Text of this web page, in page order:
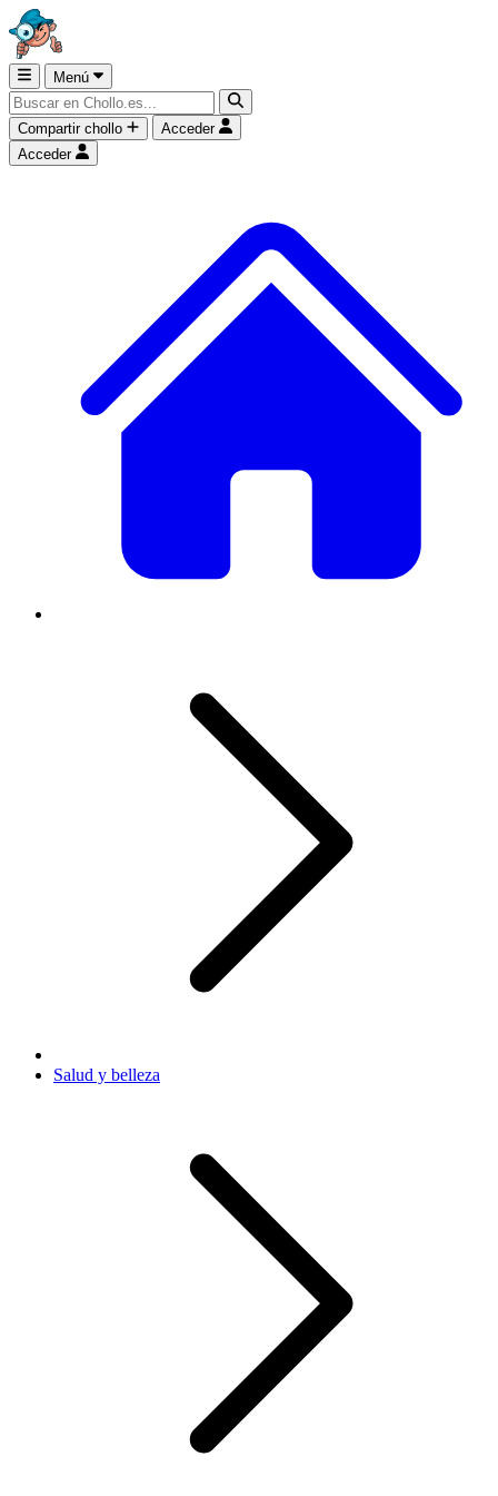
Menú
Compartir chollo
Acceder
Acceder
Salud y belleza